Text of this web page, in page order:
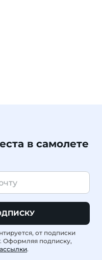
в самолете
от подписки
Оформляя подписку,
.